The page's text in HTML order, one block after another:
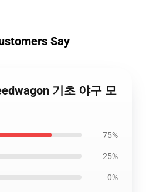
Say
기초 야구 모
75%
25%
0%